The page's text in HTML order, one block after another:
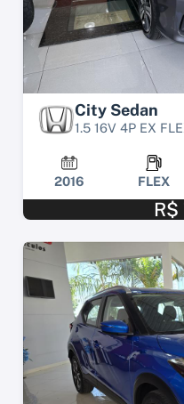
City Sedan
1.5 16V 4P EX
2016 FLEX